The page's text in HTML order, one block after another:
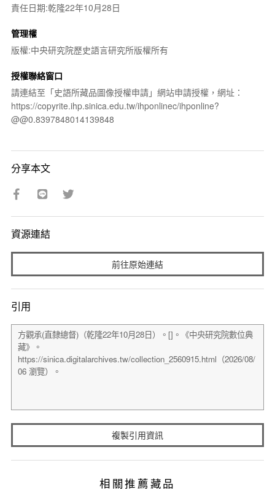
責任日期:乾隆22年10月28日
管理權
版權:中央研究院歷史語言研究所版權所有
授權聯絡窗口
請連結至「史語所藏品圖像授權申請」網站申請授權，網址：
https://copyrite.ihp.sinica.edu.tw/ihponlinec/ihponline?
@@0.8397848014139848
分享本文
資源連結
前往原始連結
引用
複製引用資訊
相關推薦藏品